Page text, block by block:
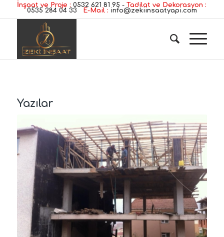
İnşaat ve Proje : 0532 621 81 95 - Tadilat ve Dekorasyon :
0535 284 04 33 E-Mail : info@zekiinsaatyapi.com
Yazılar